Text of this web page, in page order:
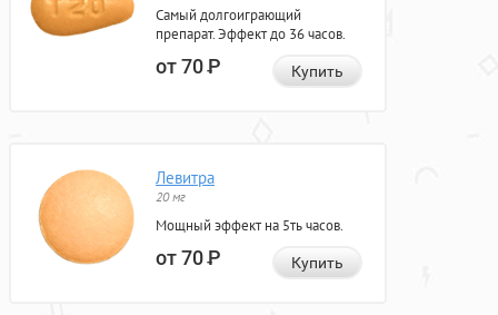
Самый долгоиграющий
препарат. Эффект до 36 часов.
от 70Р Купить
Левитра
20 мг
Мощный эффект на 5ть часов.
от 70Р Купить